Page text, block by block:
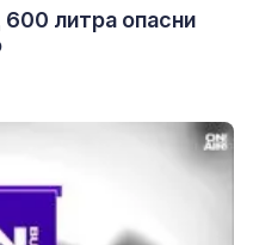
литра опасни